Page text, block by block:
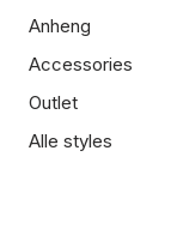
Anheng
Accessories
Outlet
Alle styles